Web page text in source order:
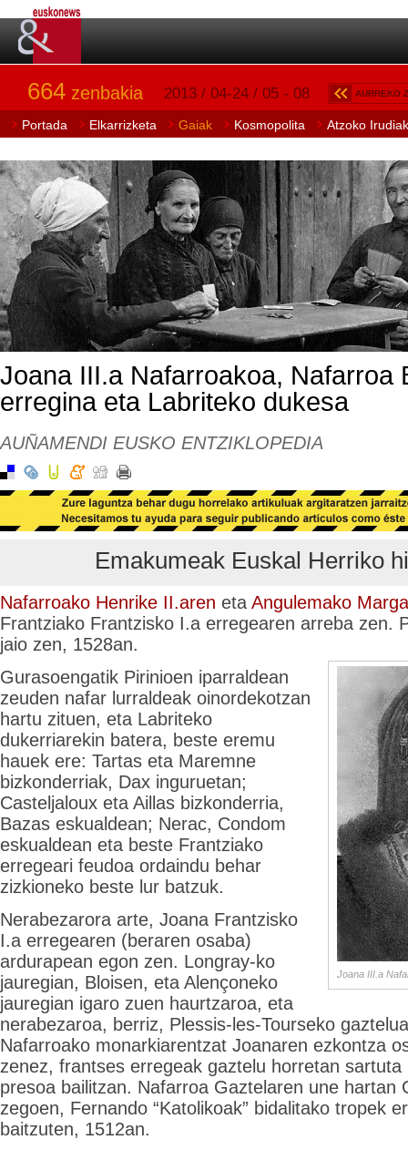
664 zenbakia 2013 / 04-24 / 05 - 08 AURREKO
Portada Elkarrizketa Gaiak Kosmopolita Atzoko Irudiak
Joana III.a Nafarroakoa, Nafarroa
erregina eta Labriteko dukesa
AUÑAMENDI EUSKO ENTZIKLOPEDIA
Emakumeak Euskal Herriko
Nafarroako Henrike II.aren eta Angulemako
Frantziako Frantzisko I.a erregearen arreba zen.
jaio zen, 1528an.
Joana III.a
Gurasoengatik Pirinioen iparraldean
zeuden nafar lurraldeak oinordekotzan
hartu zituen, eta Labriteko
dukerriarekin batera, beste eremu
hauek ere: Tartas eta Maremne
bizkonderriak, Dax inguruetan;
Casteljaloux eta Aillas bizkonderria,
Bazas eskualdean; Nerac, Condom
eskualdean eta beste Frantziako
erregeari feudoa ordaindu behar
zizkioneko beste lur batzuk.
Nerabezarora arte, Joana Frantzisko
I.a erregearen (beraren osaba)
ardurapean egon zen. Longray-ko
jauregian, Bloisen, eta Alençoneko
jauregian igaro zuen haurtzaroa, eta
nerabezaroa, berriz, Plessis-les-Tourseko
Nafarroako monarkiarentzat Joanaren ezkontza
zenez, frantses erregeak gaztelu horretan
presoa bailitzan. Nafarroa Gaztelaren une hartan
zegoen, Fernando “Katolikoak” bidalitako tropek
baitzuten, 1512an.